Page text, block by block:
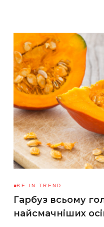
BE IN TREND
Гарбуз всьому
найсмачніших